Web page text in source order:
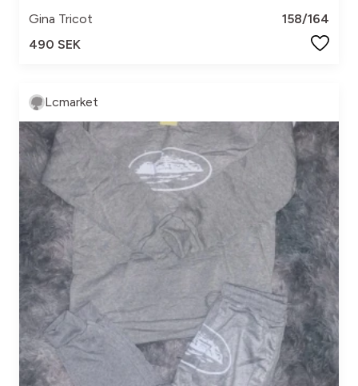
Gina Tricot
158/164
490 SEK
Lcmarket